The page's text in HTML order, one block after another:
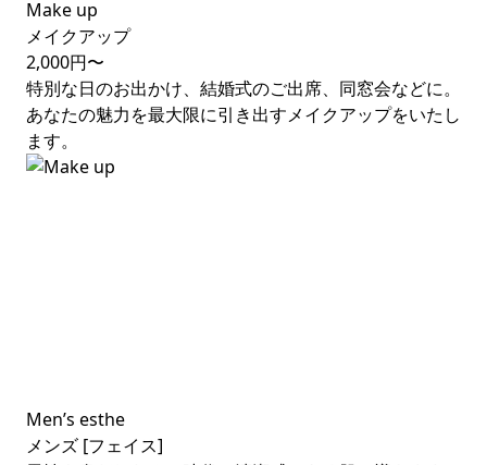
Make up
メイクアップ
2,000円〜
特別な日のお出かけ、結婚式のご出席、同窓会などに。
あなたの魅力を最大限に引き出すメイクアップをいたし
ます。
Men’s esthe
メンズ [フェイス]